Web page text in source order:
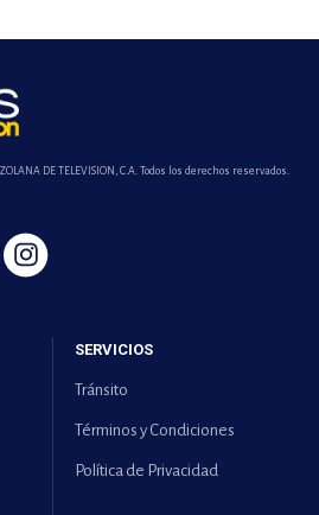
DE TELEVISION, C.A. Todos los derechos reservados.
SERVICIOS
Tránsito
Términos y Condiciones
Política de Privacidad